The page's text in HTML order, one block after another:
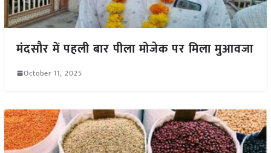
मंदसौर में पहली बार पीला मोजेक पर मिला मुआवजा
October 11, 2025